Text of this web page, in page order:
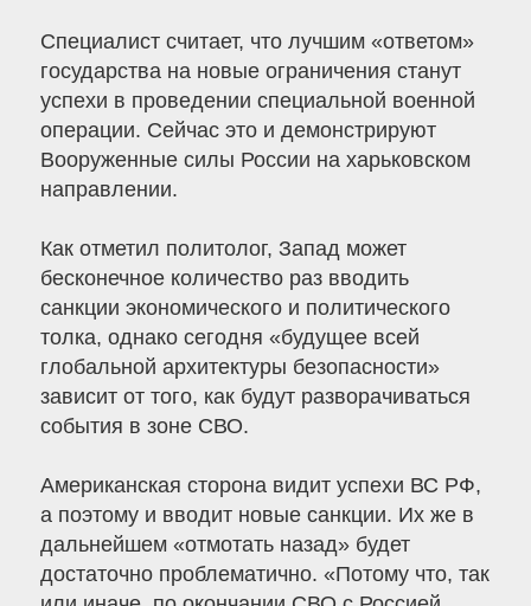
Специалист считает, что лучшим «ответом»
государства на новые ограничения станут
успехи в проведении специальной военной
операции. Сейчас это и демонстрируют
Вооруженные силы России на харьковском
направлении.
Как отметил политолог, Запад может
бесконечное количество раз вводить
санкции экономического и политического
толка, однако сегодня «будущее всей
глобальной архитектуры безопасности»
зависит от того, как будут разворачиваться
события в зоне СВО.
Американская сторона видит успехи ВС РФ,
а поэтому и вводит новые санкции. Их же в
дальнейшем «отмотать назад» будет
достаточно проблематично. «Потому что, так